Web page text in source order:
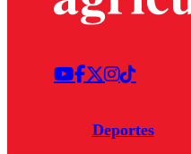
Deportes